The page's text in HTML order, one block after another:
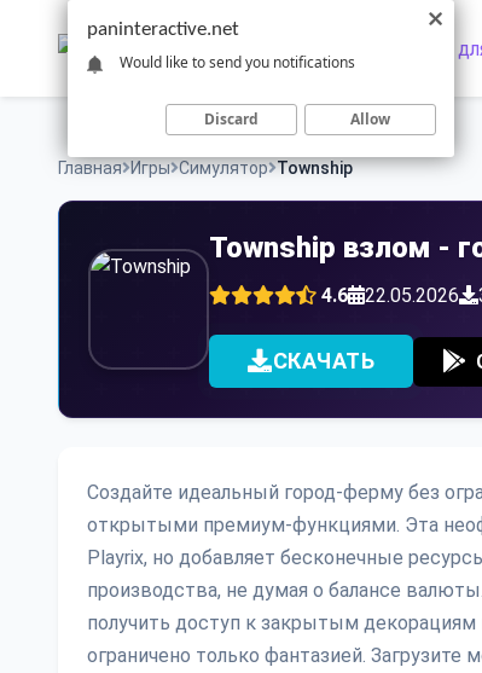
Главная Игры Симулятор Township
Township взлом -
4.6 22.05.2026
СКАЧАТЬ
Создайте идеальный город-ферму без
открытыми премиум-функциями. Эта
Playrix, но добавляет бесконечные
производства, не думая о балансе
получить доступ к закрытым
ограничено только фантазией.
paninteractive.net
Would like to send you notifications
Discard Allow